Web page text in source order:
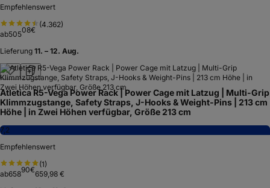
Empfehlenswert
(4.362)
ab50508€
Lieferung 11. – 12. Aug.
Atletica R5-Vega Power Rack | Power Cage mit Latzug | Multi-Grip
Klimmzugstange, Safety Straps, J-Hooks & Weight-Pins | 213 cm
Höhe | in Zwei Höhen verfügbar, Größe 213 cm
7,2
Empfehlenswert
(1)
ab65890€659,98 €